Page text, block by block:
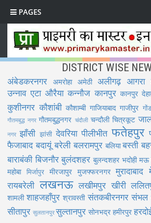
PAGES
DISTRICT WISE
अंबेडकरनगर अमरोहा अमेठी अलीगढ़ आगरा
उन्नाव एटा औरैया कन्नौज कानपुर कानपुर
कुशीनगर कौशांबी कौशाम्बी गाजियाबाद गाजीपुर
गौतमबुद्ध नगर गौतमबुद्धनगर चंदौली चन्दौली चित्रकूट
नगर झाँसी झांसी देवरिया पीलीभीत फतेहपुर
फैजाबाद बदायूं बरेली बलरामपुर बलिया बस्ती
बाराबंकी बिजनौर बुलंदशहर बुलन्दशहर भदोही मऊ
महोबा मिर्जापुर मीरजापुर मुजफ्फरनगर मुरादाबाद
रायबरेली लखनऊ लखीमपुर खीरी
शामली शाहजहाँपुर श्रावस्ती संतकबीरनगर संभल
सीतापुर सुलतानपुरसुल्तानपुर सोनभद्र हमीरपुर